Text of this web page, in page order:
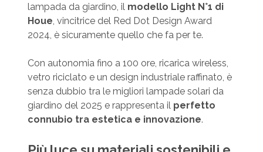
lampada da giardino, il modello Light N°1 di
Houe, vincitrice del Red Dot Design Award
2024, è sicuramente quello che fa per te.
Con autonomia fino a 100 ore, ricarica wireless,
vetro riciclato e un design industriale raffinato, è
senza dubbio tra le migliori lampade solari da
giardino del 2025 e rappresenta il perfetto
connubio tra estetica e innovazione.